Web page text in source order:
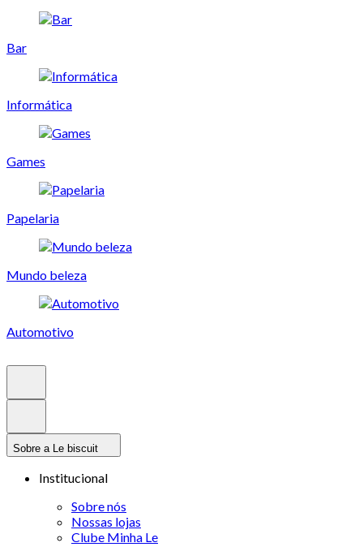
Bar
Informática
Games
Papelaria
Mundo beleza
Automotivo
Sobre a Le biscuit
Institucional
Sobre nós
Nossas lojas
Clube Minha Le